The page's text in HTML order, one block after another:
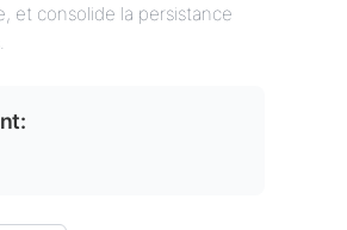
et consolide la persistance